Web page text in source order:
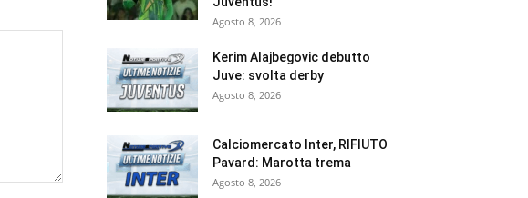
Agosto 8, 2026
Kerim Alajbegovic debutto
Juve: svolta derby
Agosto 8, 2026
Calciomercato Inter, RIFIUTO
Pavard: Marotta trema
Agosto 8, 2026